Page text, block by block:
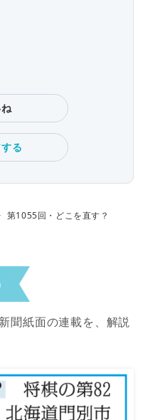
る
第1055回・どこを直す？
聞紙面の連載を、解説